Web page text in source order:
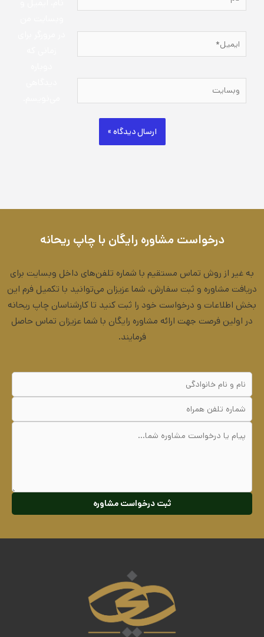
ایمیل*
وبسایت
درخواست مشاوره رایگان با چاپ ریحانه
به غیر از روش تماس مستقیم با شماره تلفن‌های داخل وبسایت برای
دریافت مشاوره و ثبت سفارش، شما عزیزان می‌توانید با تکمیل فرم این
بخش اطلاعات و درخواست خود را ثبت کنید تا کارشناسان چاپ ریحانه
در اولین فرصت جهت ارائه مشاوره رایگان با شما عزیزان تماس حاصل
فرمایند.
ثبت درخواست مشاوره